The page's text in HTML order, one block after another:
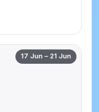
17 Jun – 21 Jun